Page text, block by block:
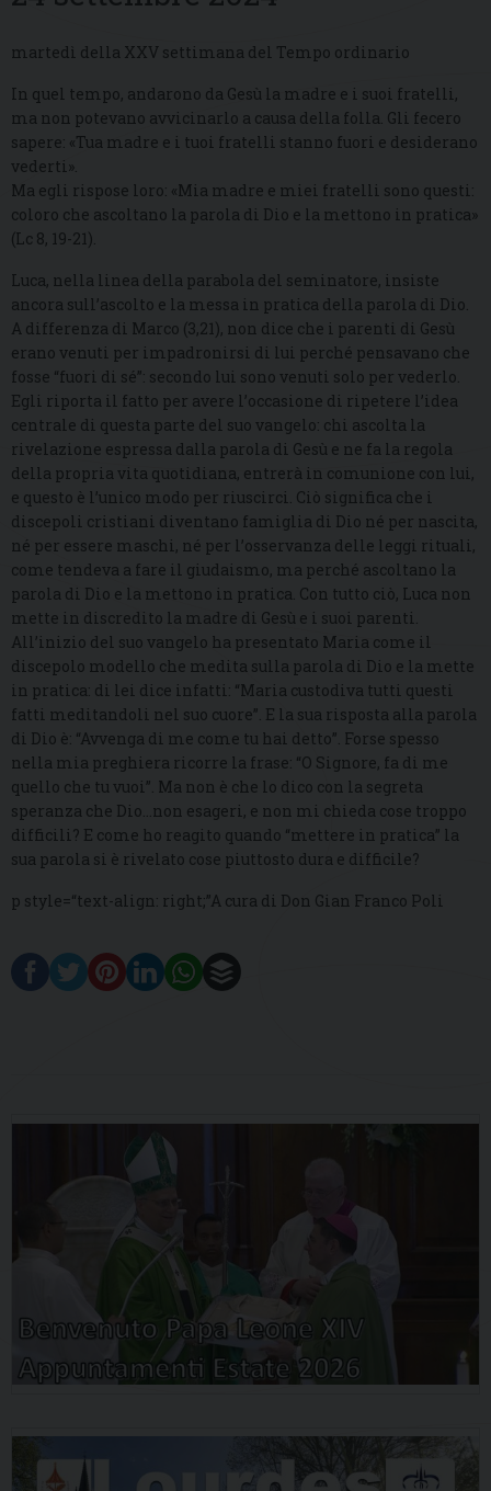
martedì della XXV settimana del Tempo ordinario
In quel tempo, andarono da Gesù la madre e i suoi fratelli,
ma non potevano avvicinarlo a causa della folla. Gli fecero
sapere: «Tua madre e i tuoi fratelli stanno fuori e desiderano
vederti».
Ma egli rispose loro: «Mia madre e miei fratelli sono questi:
coloro che ascoltano la parola di Dio e la mettono in pratica»
(Lc 8, 19-21).
Luca, nella linea della parabola del seminatore, insiste
ancora sull’ascolto e la messa in pratica della parola di Dio.
A differenza di Marco (3,21), non dice che i parenti di Gesù
erano venuti per impadronirsi di lui perché pensavano che
fosse “fuori di sé”: secondo lui sono venuti solo per vederlo.
Egli riporta il fatto per avere l’occasione di ripetere l’idea
centrale di questa parte del suo vangelo: chi ascolta la
rivelazione espressa dalla parola di Gesù e ne fa la regola
della propria vita quotidiana, entrerà in comunione con lui,
e questo è l’unico modo per riuscirci. Ciò significa che i
discepoli cristiani diventano famiglia di Dio né per nascita,
né per essere maschi, né per l’osservanza delle leggi rituali,
come tendeva a fare il giudaismo, ma perché ascoltano la
parola di Dio e la mettono in pratica. Con tutto ciò, Luca non
mette in discredito la madre di Gesù e i suoi parenti.
All’inizio del suo vangelo ha presentato Maria come il
discepolo modello che medita sulla parola di Dio e la mette
in pratica: di lei dice infatti: “Maria custodiva tutti questi
fatti meditandoli nel suo cuore”. E la sua risposta alla parola
di Dio è: “Avvenga di me come tu hai detto”. Forse spesso
nella mia preghiera ricorre la frase: “O Signore, fa di me
quello che tu vuoi”. Ma non è che lo dico con la segreta
speranza che Dio…non esageri, e non mi chieda cose troppo
difficili? E come ho reagito quando “mettere in pratica” la
sua parola si è rivelato cose piuttosto dura e difficile?
p style=“text-align: right;”A cura di Don Gian Franco Poli